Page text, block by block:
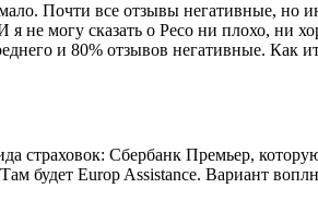
Почти все отзывы негативные, но
не могу сказать о Ресо ни плохо, ни
и 80% отзывов негативные.
страховок: Сбербанк Премьер,
будет Europ Assistance. Вариант